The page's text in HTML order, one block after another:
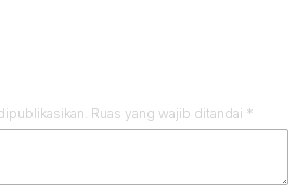
Ruas yang wajib ditandai *